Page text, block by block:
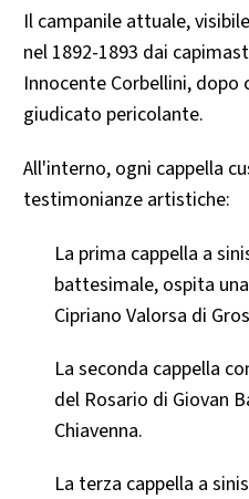
Il campanile attuale,
nel 1892-1893 dai
Innocente Corbellini, dopo
giudicato pericolante.
All'interno, ogni cappella
testimonianze artistiche:
La prima cappella a
battesimale, ospita
Cipriano Valorsa di
La seconda cappella
del Rosario di Giovan
Chiavenna.
La terza cappella a